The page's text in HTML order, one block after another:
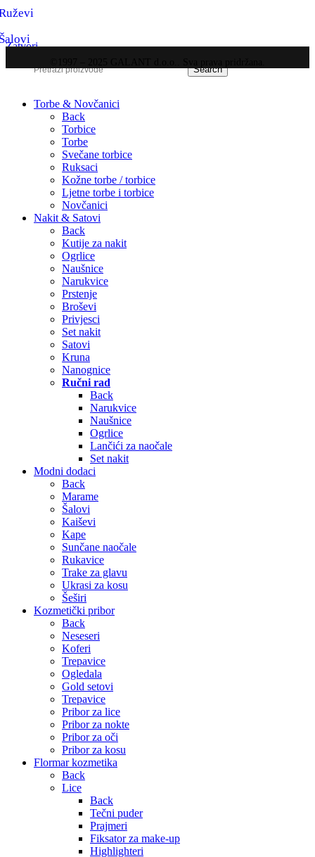
Zatvori
Search
Torbe & Novčanici
Back
Torbice
Torbe
Svečane torbice
Ruksaci
Kožne torbe / torbice
Ljetne torbe i torbice
Novčanici
Nakit & Satovi
Back
Kutije za nakit
Ogrlice
Naušnice
Narukvice
Prstenje
Broševi
Privjesci
Set nakit
Satovi
Kruna
Nanognice
Ručni rad
Back
Narukvice
Naušnice
Ogrlice
Lančići za naočale
Set nakit
Modni dodaci
Back
Marame
Šalovi
Kaiševi
Kape
Sunčane naočale
Rukavice
Trake za glavu
Ukrasi za kosu
Šeširi
Kozmetički pribor
Back
Neseseri
Koferi
Trepavice
Ogledala
Gold setovi
Trepavice
Pribor za lice
Pribor za nokte
Pribor za oči
Pribor za kosu
Flormar kozmetika
Back
Lice
Back
Tečni puder
Prajmeri
Fiksator za make-up
Highlighteri